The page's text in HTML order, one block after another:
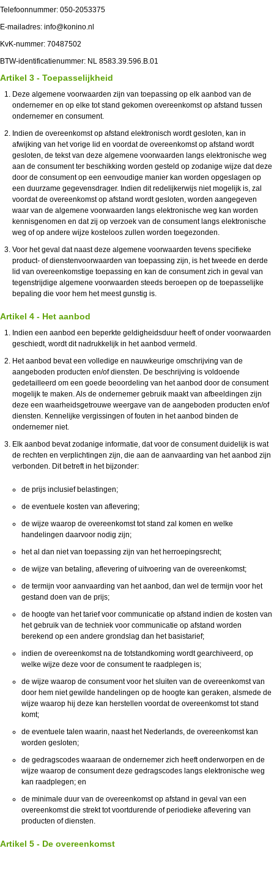
Telefoonnummer: 050-2053375
E-mailadres: info@konino.nl
KvK-nummer: 70487502
BTW-identificatienummer: NL 8583.39.596.B.01
Artikel 3 - Toepasselijkheid
Deze algemene voorwaarden zijn van toepassing op elk aanbod van de
ondernemer en op elke tot stand gekomen overeenkomst op afstand tussen
ondernemer en consument.
Indien de overeenkomst op afstand elektronisch wordt gesloten, kan in
afwijking van het vorige lid en voordat de overeenkomst op afstand wordt
gesloten, de tekst van deze algemene voorwaarden langs elektronische weg
aan de consument ter beschikking worden gesteld op zodanige wijze dat deze
door de consument op een eenvoudige manier kan worden opgeslagen op
een duurzame gegevensdrager. Indien dit redelijkerwijs niet mogelijk is, zal
voordat de overeenkomst op afstand wordt gesloten, worden aangegeven
waar van de algemene voorwaarden langs elektronische weg kan worden
kennisgenomen en dat zij op verzoek van de consument langs elektronische
weg of op andere wijze kosteloos zullen worden toegezonden.
Voor het geval dat naast deze algemene voorwaarden tevens specifieke
product- of dienstenvoorwaarden van toepassing zijn, is het tweede en derde
lid van overeenkomstige toepassing en kan de consument zich in geval van
tegenstrijdige algemene voorwaarden steeds beroepen op de toepasselijke
bepaling die voor hem het meest gunstig is.
Artikel 4 - Het aanbod
Indien een aanbod een beperkte geldigheidsduur heeft of onder voorwaarden
geschiedt, wordt dit nadrukkelijk in het aanbod vermeld.
Het aanbod bevat een volledige en nauwkeurige omschrijving van de
aangeboden producten en/of diensten. De beschrijving is voldoende
gedetailleerd om een goede beoordeling van het aanbod door de consument
mogelijk te maken. Als de ondernemer gebruik maakt van afbeeldingen zijn
deze een waarheidsgetrouwe weergave van de aangeboden producten en/of
diensten. Kennelijke vergissingen of fouten in het aanbod binden de
ondernemer niet.
Elk aanbod bevat zodanige informatie, dat voor de consument duidelijk is wat
de rechten en verplichtingen zijn, die aan de aanvaarding van het aanbod zijn
verbonden. Dit betreft in het bijzonder:
de prijs inclusief belastingen;
de eventuele kosten van aflevering;
de wijze waarop de overeenkomst tot stand zal komen en welke
handelingen daarvoor nodig zijn;
het al dan niet van toepassing zijn van het herroepingsrecht;
de wijze van betaling, aflevering of uitvoering van de overeenkomst;
de termijn voor aanvaarding van het aanbod, dan wel de termijn voor het
gestand doen van de prijs;
de hoogte van het tarief voor communicatie op afstand indien de kosten van
het gebruik van de techniek voor communicatie op afstand worden
berekend op een andere grondslag dan het basistarief;
indien de overeenkomst na de totstandkoming wordt gearchiveerd, op
welke wijze deze voor de consument te raadplegen is;
de wijze waarop de consument voor het sluiten van de overeenkomst van
door hem niet gewilde handelingen op de hoogte kan geraken, alsmede de
wijze waarop hij deze kan herstellen voordat de overeenkomst tot stand
komt;
de eventuele talen waarin, naast het Nederlands, de overeenkomst kan
worden gesloten;
de gedragscodes waaraan de ondernemer zich heeft onderworpen en de
wijze waarop de consument deze gedragscodes langs elektronische weg
kan raadplegen; en
de minimale duur van de overeenkomst op afstand in geval van een
overeenkomst die strekt tot voortdurende of periodieke aflevering van
producten of diensten.
Artikel 5 - De overeenkomst